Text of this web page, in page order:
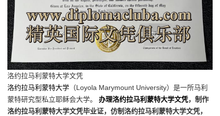
洛约拉马利蒙特大学文凭
洛约拉马利蒙特大学 （Loyola Marymount University）是一所马利
蒙特研究型私立耶稣会大学。 办理洛约拉马利蒙特大学文凭，制作
洛约拉马利蒙特大学文凭毕业证，仿制洛约拉马利蒙特大学文凭，